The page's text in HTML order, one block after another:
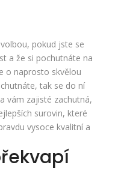
pokud jste se
a že si pochutnáte na
o naprosto skvělou
tak se do ní
vám zajisté zachutná,
surovin, které
vysoce kvalitní a